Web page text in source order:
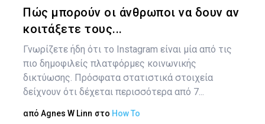
Πώς μπορούν οι άνθρωποι να δουν αν
κοιτάξετε τους...
Γνωρίζετε ήδη ότι το Instagram είναι μία από τις
πιο δημοφιλείς πλατφόρμες κοινωνικής
δικτύωσης. Πρόσφατα στατιστικά στοιχεία
δείχνουν ότι δέχεται περισσότερα από 7...
από Agnes W Linn στο How To